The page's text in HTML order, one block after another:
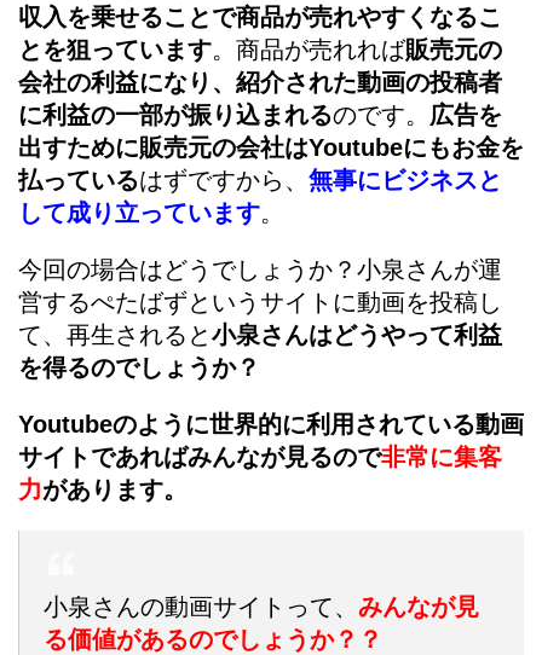
収入を乗せることで商品が売れやすくなるこ
とを狙っています。商品が売れれば販売元の
会社の利益になり、紹介された動画の投稿者
に利益の一部が振り込まれるのです。 広告を
出すために販売元の会社はYoutubeにもお金を
払っているはずですから、 無事にビジネスと
して成り立っています。
今回の場合はどうでしょうか？小泉さんが運
営するぺたばずというサイトに動画を投稿し
て、再生されると小泉さんはどうやって利益
を得るのでしょうか？
Youtubeのように世界的に利用されている動画
サイトであればみんなが見るので非常に集客
力があります。
小泉さんの動画サイトって、 みんなが見
る価値があるのでしょうか？？